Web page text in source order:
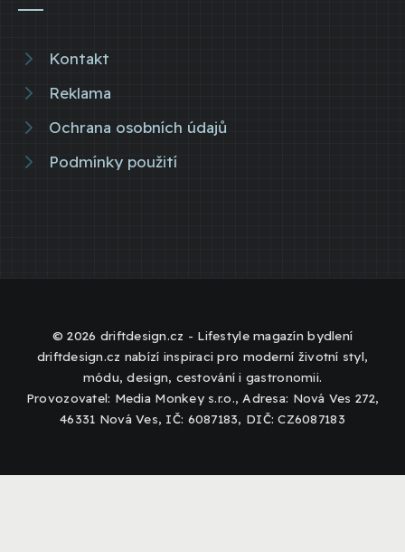
Kontakt
Reklama
Ochrana osobních údajů
Podmínky použití
© 2026 driftdesign.cz - Lifestyle magazín bydlení
driftdesign.cz nabízí inspiraci pro moderní životní styl,
módu, design, cestování i gastronomii.
Provozovatel: Media Monkey s.r.o., Adresa: Nová Ves 272,
46331 Nová Ves, IČ: 6087183, DIČ: CZ6087183